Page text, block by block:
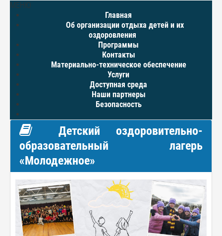
МЕНЮ
Главная
Об организации отдыха детей и их
оздоровления
Программы
Контакты
Материально-техническое обеспечение
Услуги
Доступная среда
Наши партнеры
Безопасность
Детский оздоровительно-
образовательный лагерь
«Молодежное»